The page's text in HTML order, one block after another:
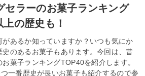
セラーのお菓子ランキング
の歴史も！
あるか知っていますか？いつも気にか
のあるお菓子もあります。今回は、昔
菓子ランキングTOP40を紹介します。
一番歴史が長いお菓子も紹介するので参